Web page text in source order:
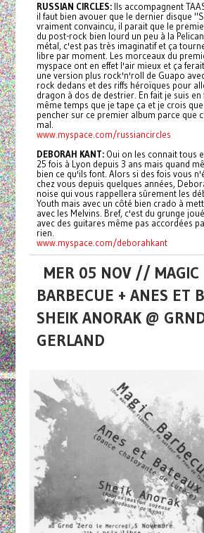
RUSSIAN CIRCLES: Ils accompagnent
il faut bien avouer que le dernier disque
vraiment convaincu, il parait que le
du post-rock bien lourd un peu à la
métal, c'est pas très imaginatif et ça
libre par moment. Les morceaux du
myspace ont en effet l'air mieux et ça
une version plus rock'n'roll de Guapo
rock dedans et des riffs héroïques pour
dragon à dos de destrier. En fait je suis
même temps que je tape ça et je crois
pencher sur ce premier album parce que
mal.
www.myspace.com/russiancircles
DEBORAH KANT: Oui on les connait tous
25 fois à Lyon depuis 3 ans mais quand
bien ce qu'ils font. Alors si des fois vous
chez vous depuis quelques années,
noise qui vous rappellera sûrement les
Youth mais avec un côté bien crado à
avec les Melvins. Bref, c'est du grunge
avec des guitares même pas accordées
rien.
www.myspace.com/deborahkant
MER 05 NOV // MAGIC
BARBECUE + ANES ET
SHEIK ANORAK @
GERLAND